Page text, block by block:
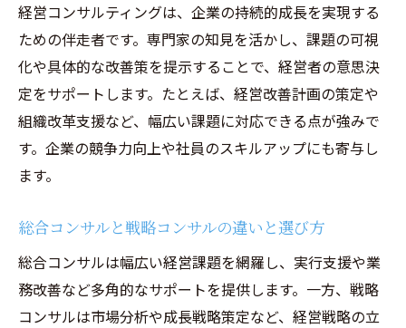
経営コンサルティングは、企業の持続的成長を実現する
ための伴走者です。専門家の知見を活かし、課題の可視
化や具体的な改善策を提示することで、経営者の意思決
定をサポートします。たとえば、経営改善計画の策定や
組織改革支援など、幅広い課題に対応できる点が強みで
す。企業の競争力向上や社員のスキルアップにも寄与し
ます。
総合コンサルと戦略コンサルの違いと選び方
総合コンサルは幅広い経営課題を網羅し、実行支援や業
務改善など多角的なサポートを提供します。一方、戦略
コンサルは市場分析や成長戦略策定など、経営戦略の立